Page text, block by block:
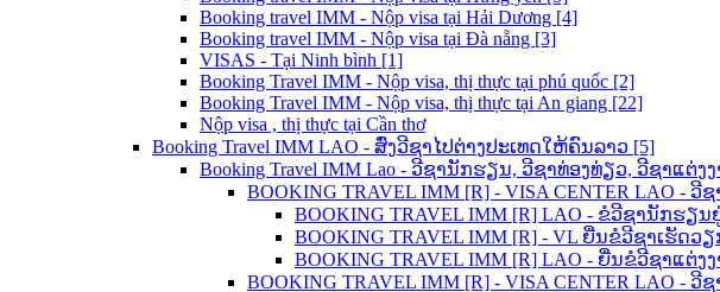
Booking travel IMM - Nộp visa tại Hải Dương [4]
Booking travel IMM - Nộp visa tại Đà nẵng [3]
VISAS - Tại Ninh bình [1]
Booking Travel IMM - Nộp visa, thị thực tại phú quốc [2]
Booking Travel IMM - Nộp visa, thị thực tại An giang [22]
Nộp visa , thị thực tại Cần thơ
Booking Travel IMM LAO - ສົ່ງວີຊາໄປຕ່າງປະເທດໃຫ້ຄົນລາວ [5]
Booking Travel IMM Lao - ວີຊານັກຮຽນ, ວີຊາທ່ອງທ່ຽວ, ວີຊາແ
BOOKING TRAVEL IMM [R] - VISA CENTER LAO
BOOKING TRAVEL IMM [R] LAO - ຂໍວີຊານັກຮຽນ
BOOKING TRAVEL IMM [R] - VL ຍື່ນຂໍວີຊາເຮັດ
BOOKING TRAVEL IMM [R] LAO - ຍື່ນຂໍວີຊາແຕ່ງ
BOOKING TRAVEL IMM [R] - VISA CENTER LAO